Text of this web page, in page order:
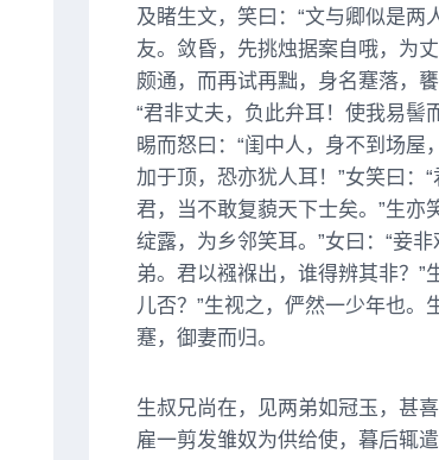
及睹生文，笑曰：“文与卿似是两
友。敛昏，先挑烛据案自哦，为
颇通，而再试再黜，身名蹇落，
“君非丈夫，负此弁耳！使我易髻
晹而怒曰：“闺中人，身不到场
加于顶，恐亦犹人耳！”女笑曰：
君，当不敢复藐天下士矣。”生亦
绽露，为乡邻笑耳。”女曰：“妾
弟。君以襁褓出，谁得辨其非？”
儿否？”生视之，俨然一少年也
蹇，御妻而归。
生叔兄尚在，见两弟如冠玉，甚
雇一剪发雏奴为供给使，暮后辄